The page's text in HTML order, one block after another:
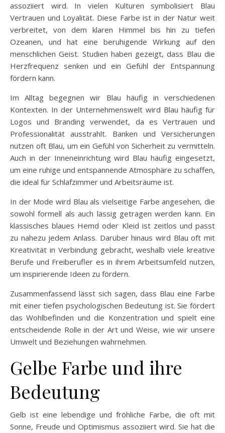
assoziiert wird. In vielen Kulturen symbolisiert Blau
Vertrauen und Loyalität. Diese Farbe ist in der Natur weit
verbreitet, von dem klaren Himmel bis hin zu tiefen
Ozeanen, und hat eine beruhigende Wirkung auf den
menschlichen Geist. Studien haben gezeigt, dass Blau die
Herzfrequenz senken und ein Gefühl der Entspannung
fördern kann.
Im Alltag begegnen wir Blau häufig in verschiedenen
Kontexten. In der Unternehmenswelt wird Blau häufig für
Logos und Branding verwendet, da es Vertrauen und
Professionalität ausstrahlt. Banken und Versicherungen
nutzen oft Blau, um ein Gefühl von Sicherheit zu vermitteln.
Auch in der Inneneinrichtung wird Blau häufig eingesetzt,
um eine ruhige und entspannende Atmosphäre zu schaffen,
die ideal für Schlafzimmer und Arbeitsräume ist.
In der Mode wird Blau als vielseitige Farbe angesehen, die
sowohl formell als auch lässig getragen werden kann. Ein
klassisches blaues Hemd oder Kleid ist zeitlos und passt
zu nahezu jedem Anlass. Darüber hinaus wird Blau oft mit
Kreativität in Verbindung gebracht, weshalb viele kreative
Berufe und Freiberufler es in ihrem Arbeitsumfeld nutzen,
um inspirierende Ideen zu fördern.
Zusammenfassend lässt sich sagen, dass Blau eine Farbe
mit einer tiefen psychologischen Bedeutung ist. Sie fördert
das Wohlbefinden und die Konzentration und spielt eine
entscheidende Rolle in der Art und Weise, wie wir unsere
Umwelt und Beziehungen wahrnehmen.
Gelbe Farbe und ihre
Bedeutung
Gelb ist eine lebendige und fröhliche Farbe, die oft mit
Sonne, Freude und Optimismus assoziiert wird. Sie hat die